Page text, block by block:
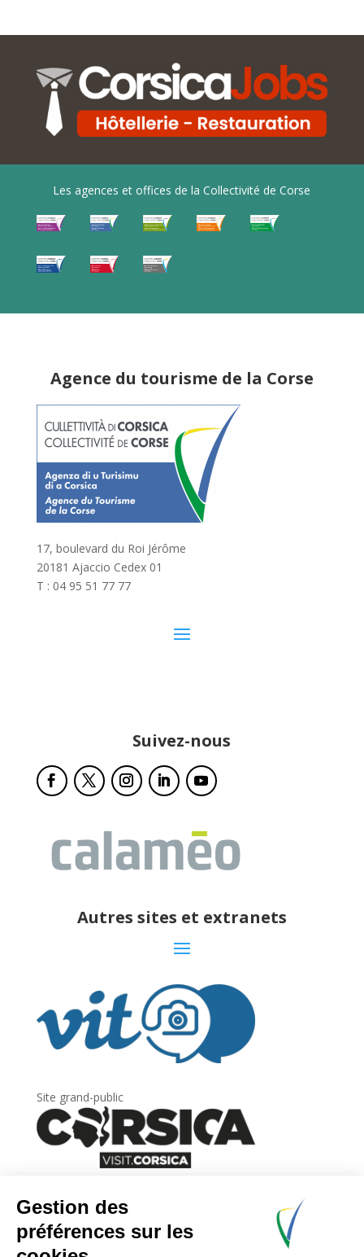
Les agences et offices de la Collectivité de Corse
Agence du tourisme de la Corse
17, boulevard du Roi Jérôme
20181 Ajaccio Cedex 01
T : 04 95 51 77 77
Suivez-nous
Autres sites et extranets
Site grand-public
Newsletter
Inscrivez-vous àla lettre d’information
l’Agence du tourisme de la Corse.